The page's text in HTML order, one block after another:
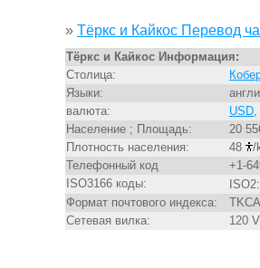
» Тёркс и Кайкос Перевод
Тёркс и Кайкос Информация:
Столица:
Языки:
валюта:
USD,
Население ; Площадь:
20
Плотность населения:
48
/
Телефонный код
+1-
ISO3166 коды:
ISO2:
Формат почтового индекса:
Сетевая вилка:
120